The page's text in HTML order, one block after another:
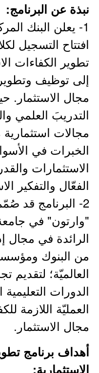
نبذة عن البرنامج:
1- يعلن البنك
افتتاح التسجيل
تطوير الكفاءات
إلى توظيف
مجال الاستثمار.
التدريبَ العلمي
مجالات استثمارية
الخبرات في
الاستثمارات
الفعّال والتفكير
2- البرنامج قد
"وارتون" في جامعة
الرائدة في مجال
من البنوك
العالميّة؛ لتقديم
الدورات
العمليّة اللازمة
مجال الاستثمار.
أهداف برنامج
الاستثمارية: